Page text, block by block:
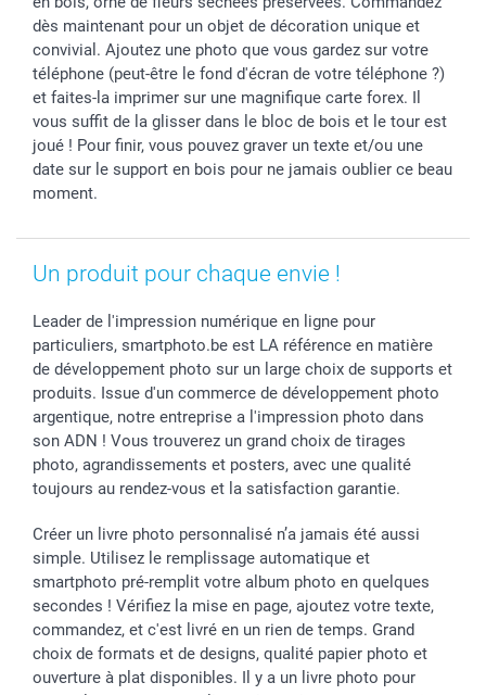
Saint-Valentin
Vacances
Gestion des cookies
Tarifs
Investisseurs
Droit de rétractation
Grandes Quantités
Statut de ma commande
dès maintenant pour un objet de décoration unique et
convivial. Ajoutez une photo que vous gardez sur votre
téléphone (peut-être le fond d'écran de votre téléphone ?)
et faites-la imprimer sur une magnifique carte forex. Il
vous suffit de la glisser dans le bloc de bois et le tour est
joué ! Pour finir, vous pouvez graver un texte et/ou une
date sur le support en bois pour ne jamais oublier ce beau
moment.
Un produit pour chaque envie !
Leader de l'impression numérique en ligne pour
particuliers, smartphoto.be est LA référence en matière
de développement photo sur un large choix de supports et
produits. Issue d'un commerce de développement photo
argentique, notre entreprise a l'impression photo dans
son ADN ! Vous trouverez un grand choix de tirages
photo, agrandissements et posters, avec une qualité
toujours au rendez-vous et la satisfaction garantie.
Créer un livre photo personnalisé n’a jamais été aussi
simple. Utilisez le remplissage automatique et
smartphoto pré-remplit votre album photo en quelques
secondes ! Vérifiez la mise en page, ajoutez votre texte,
commandez, et c'est livré en un rien de temps. Grand
choix de formats et de designs, qualité papier photo et
ouverture à plat disponibles. Il y a un livre photo pour